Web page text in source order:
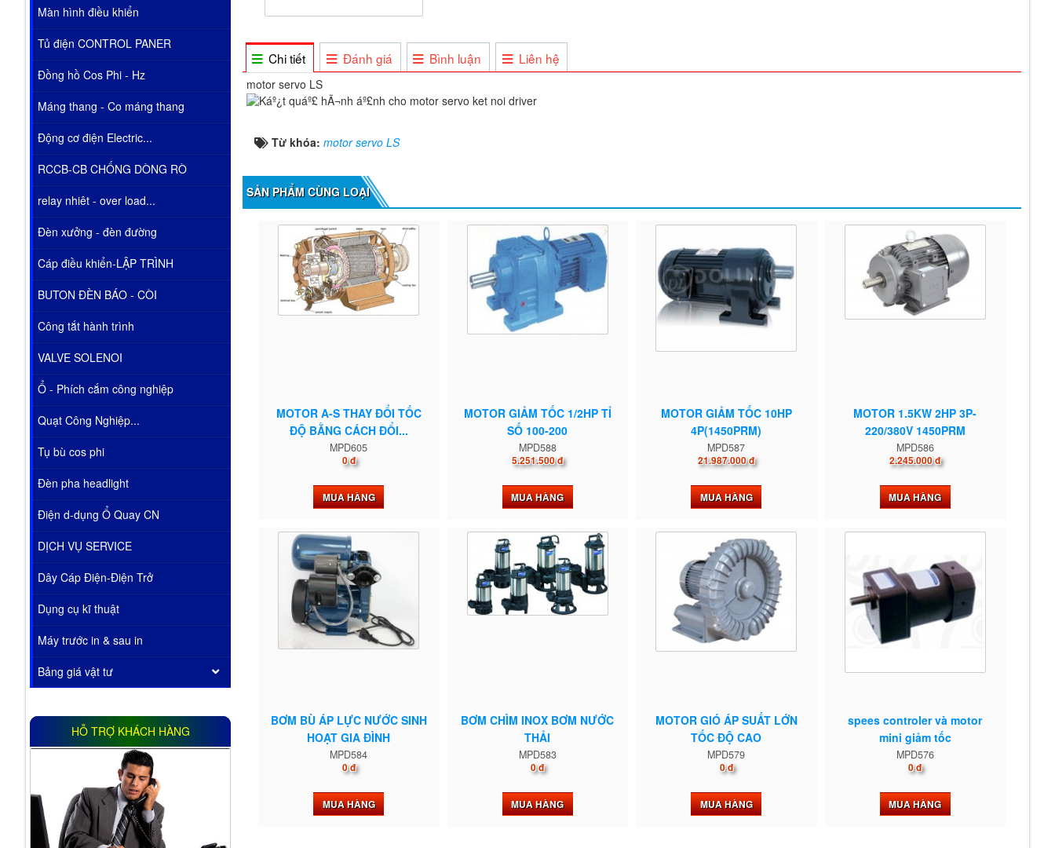
Chi tiết Đánh giá Bình luận Liên hệ
motor servo LS
Từ khóa:motor servo LS
SẢN PHẨM CÙNG LOẠI
MOTOR A-S THAY ĐỔI TỐC
ĐỘ BẰNG CÁCH ĐỔI...
MPD605
0 đ
MUA HÀNG
MOTOR GIẢM TỐC 1/2HP TỈ
SỐ 100-200
MPD588
5.251.500 đ
MUA HÀNG
MOTOR GIẢM TỐC 10HP
4P(1450PRM)
MPD587
21.987.000 đ
MUA HÀNG
MOTOR 1.5KW 2HP 3P-
220/380V 1450PRM
MPD586
2.245.000 đ
MUA HÀNG
BƠM BÙ ÁP LỰC NƯỚC SINH
HOẠT GIA ĐÌNH
MPD584
0 đ
MUA HÀNG
BƠM CHÌM INOX BƠM NƯỚC
THẢI
MPD583
0 đ
MUA HÀNG
MOTOR GIÓ ÁP SUẤT LỚN
TỐC ĐỘ CAO
MPD579
0 đ
MUA HÀNG
spees controler và motor
mini giảm tốc
MPD576
0 đ
MUA HÀNG
Màn hình điều khiển
Tủ điện CONTROL PANER
Đồng hồ Cos Phi - Hz
Máng thang - Co máng thang
Động cơ điện Electric...
RCCB-CB CHỐNG DÒNG RÒ
relay nhiêt - over load...
Đèn xưởng - đèn đường
Cáp điều khiển-LẬP TRÌNH
BUTON ĐÈN BÁO - CÒI
Công tắt hành trình
VALVE SOLENOI
Ổ - Phích cắm công nghiệp
Quạt Công Nghiệp...
Tụ bù cos phi
Đèn pha headlight
Điện d-dụng Ổ Quay CN
DỊCH VỤ SERVICE
Dây Cáp Điện-Điện Trở
Dụng cụ kĩ thuật
Máy trước in & sau in
Bảng giá vật tư
HỖ TRỢ KHÁCH HÀNG